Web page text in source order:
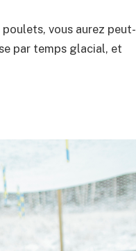
vous aurez peut-
par temps glacial, et